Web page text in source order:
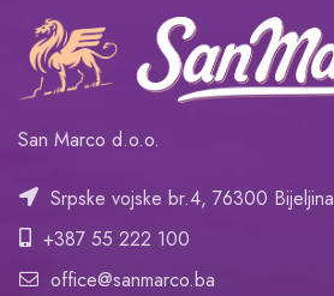
San Marco d.o.o.
Srpske vojske br.4, 76300 Bijeljina
+387 55 222 100
office@sanmarco.ba